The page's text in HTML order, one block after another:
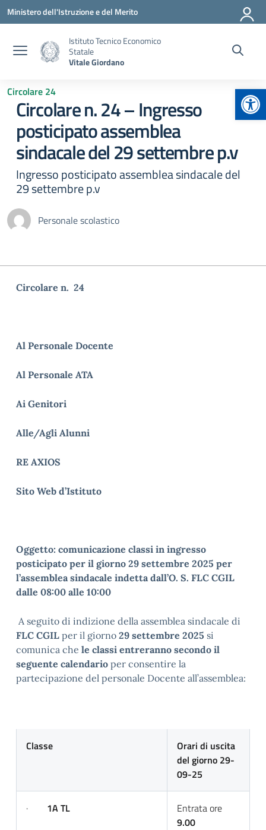
Vai ai contenuti
Vai al menu di navigazione
Vai al footer
Ministero dell'Istruzione e del Merito
Istituto Tecnico Economico
Statale
Vitale Giordano
Circolare 24
Circolare n. 24 – Ingresso
posticipato assemblea
sindacale del 29 settembre p.v
Ingresso posticipato assemblea sindacale del
29 settembre p.v
Personale scolastico
Circolare n. 24
Al Personale Docente
Al Personale ATA
Ai Genitori
Alle/Agli Alunni
RE AXIOS
Sito Web d’Istituto
Oggetto: comunicazione classi in ingresso
posticipato per il giorno 29 settembre 2025 per
l’assemblea sindacale indetta dall’O. S. FLC CGIL
dalle 08:00 alle 10:00
A seguito di indizione della assemblea sindacale di
FLC CGIL per il giorno 29 settembre 2025 si
comunica che le classi entreranno secondo il
seguente calendario per consentire la
partecipazione del personale Docente all’assemblea:
Classe
Orari di uscita
del giorno 29-
09-25
· 1A TL
Entrata ore
9.00